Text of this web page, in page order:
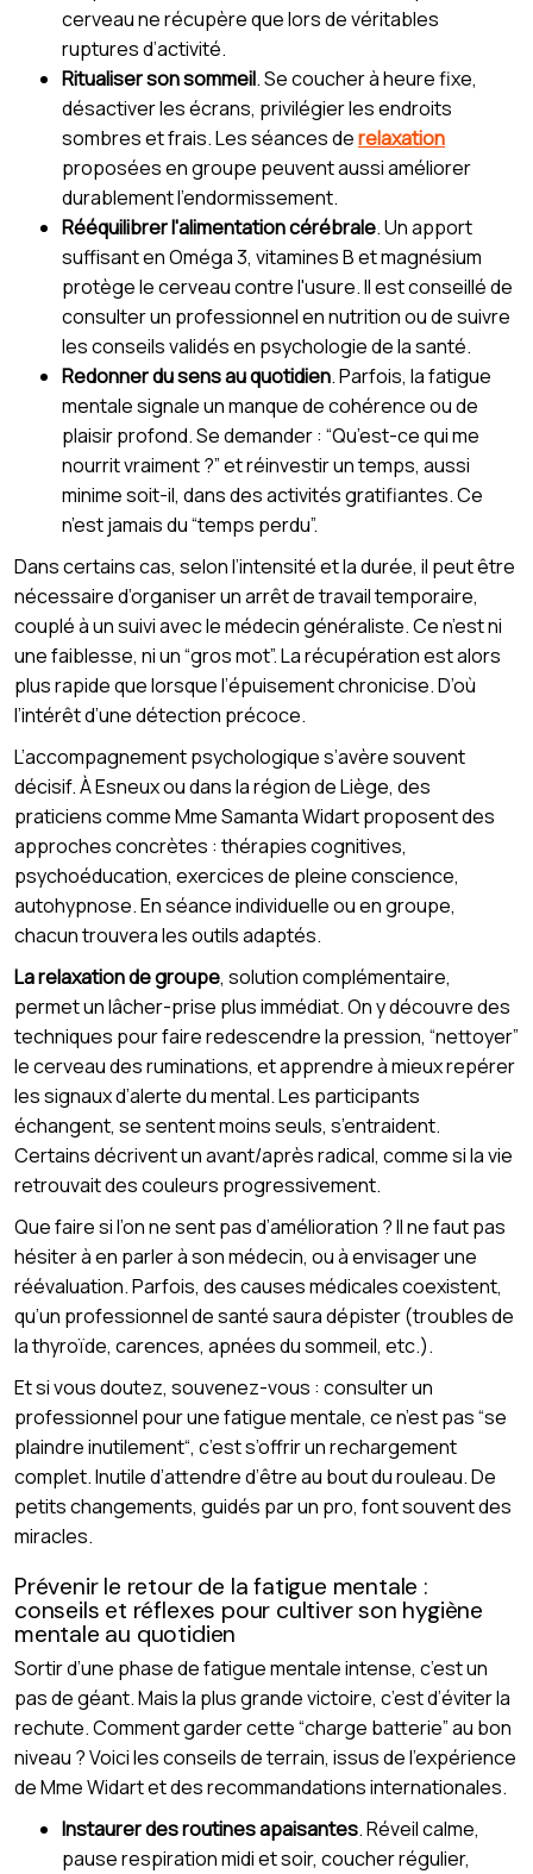
cerveau ne récupère que lors de véritables
ruptures d’activité.
Ritualiser son sommeil. Se coucher à heure fixe,
désactiver les écrans, privilégier les endroits
sombres et frais. Les séances derelaxation
proposées en groupe peuvent aussi améliorer
durablement l’endormissement.
Rééquilibrer l'alimentation cérébrale. Un apport
suffisant en Oméga 3, vitamines B et magnésium
protège le cerveau contre l'usure. Il est conseillé de
consulter un professionnel en nutrition ou de suivre
les conseils validés en psychologie de la santé.
Redonner du sens au quotidien. Parfois, la fatigue
mentale signale un manque de cohérence ou de
plaisir profond. Se demander : “Qu’est-ce qui me
nourrit vraiment ?” et réinvestir un temps, aussi
minime soit-il, dans des activités gratifiantes. Ce
n’est jamais du “temps perdu”.
Dans certains cas, selon l’intensité et la durée, il peut être
nécessaire d’organiser un arrêt de travail temporaire,
couplé à un suivi avec le médecin généraliste. Ce n’est ni
une faiblesse, ni un “gros mot”. La récupération est alors
plus rapide que lorsque l’épuisement chronicise. D’où
l’intérêt d’une détection précoce.
L’accompagnement psychologique s’avère souvent
décisif. À Esneux ou dans la région de Liège, des
praticiens comme Mme Samanta Widart proposent des
approches concrètes : thérapies cognitives,
psychoéducation, exercices de pleine conscience,
autohypnose. En séance individuelle ou en groupe,
chacun trouvera les outils adaptés.
La relaxation de groupe, solution complémentaire,
permet un lâcher-prise plus immédiat. On y découvre des
techniques pour faire redescendre la pression, “nettoyer”
le cerveau des ruminations, et apprendre à mieux repérer
les signaux d’alerte du mental. Les participants
échangent, se sentent moins seuls, s’entraident.
Certains décrivent un avant/après radical, comme si la vie
retrouvait des couleurs progressivement.
Que faire si l’on ne sent pas d’amélioration ? Il ne faut pas
hésiter à en parler à son médecin, ou à envisager une
réévaluation. Parfois, des causes médicales coexistent,
qu’un professionnel de santé saura dépister (troubles de
la thyroïde, carences, apnées du sommeil, etc.).
Et si vous doutez, souvenez-vous : consulter un
professionnel pour une fatigue mentale, ce n’est pas “se
plaindre inutilement“, c’est s’offrir un rechargement
complet. Inutile d’attendre d’être au bout du rouleau. De
petits changements, guidés par un pro, font souvent des
miracles.
Prévenir le retour de la fatigue mentale :
conseils et réflexes pour cultiver son hygiène
mentale au quotidien
Sortir d’une phase de fatigue mentale intense, c’est un
pas de géant. Mais la plus grande victoire, c’est d’éviter la
rechute. Comment garder cette “charge batterie” au bon
niveau ? Voici les conseils de terrain, issus de l’expérience
de Mme Widart et des recommandations internationales.
Instaurer des routines apaisantes. Réveil calme,
pause respiration midi et soir, coucher régulier,